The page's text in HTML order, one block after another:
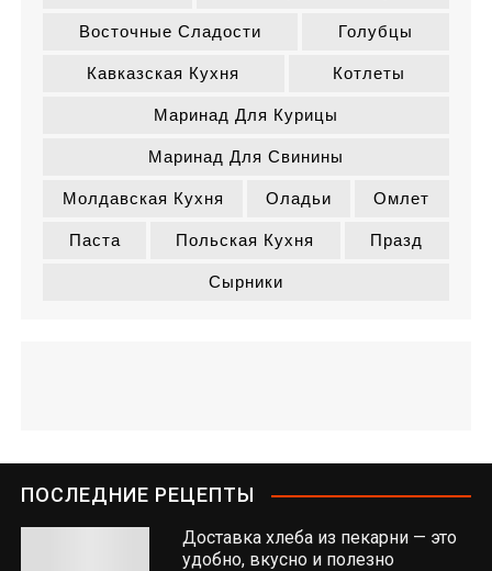
Восточные Сладости Голубцы
Кавказская Кухня Котлеты
Маринад Для Курицы
Маринад Для Свинины
Молдавская Кухня Оладьи Омлет
Паста Польская Кухня Празд
Сырники
ПОСЛЕДНИЕ РЕЦЕПТЫ
Доставка хлеба из пекарни — это
удобно, вкусно и полезно